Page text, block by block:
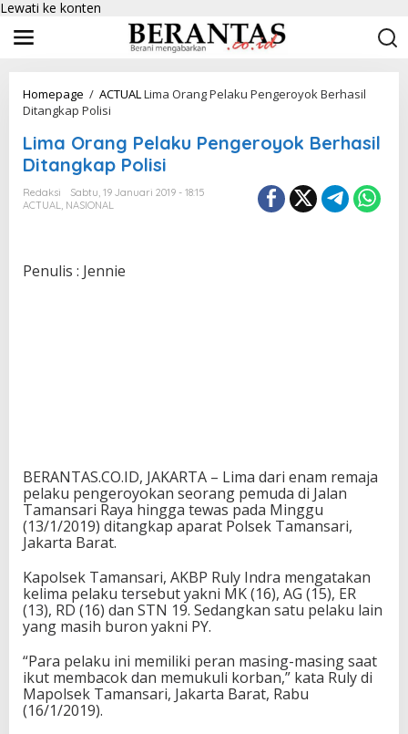
Lewati ke konten
Homepage / ACTUALLima Orang Pelaku Pengeroyok Berhasil
Ditangkap Polisi
Lima Orang Pelaku Pengeroyok Berhasil
Ditangkap Polisi
Redaksi
Sabtu, 19 Januari 2019 - 18:15
ACTUAL, NASIONAL
Penulis : Jennie
BERANTAS.CO.ID, JAKARTA – Lima dari enam remaja
pelaku pengeroyokan seorang pemuda di Jalan
Tamansari Raya hingga tewas pada Minggu
(13/1/2019) ditangkap aparat Polsek Tamansari,
Jakarta Barat.
Kapolsek Tamansari, AKBP Ruly Indra mengatakan
kelima pelaku tersebut yakni MK (16), AG (15), ER
(13), RD (16) dan STN 19. Sedangkan satu pelaku lain
yang masih buron yakni PY.
“Para pelaku ini memiliki peran masing-masing saat
ikut membacok dan memukuli korban‎,” kata Ruly di
Mapolsek Tamansari, Jakarta Barat, Rabu
(16/1/2019).